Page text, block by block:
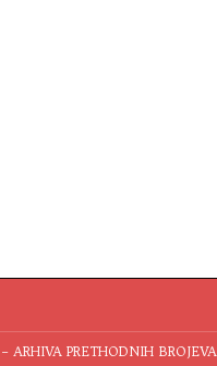
ARHIVA PRETHODNIH BROJEVA